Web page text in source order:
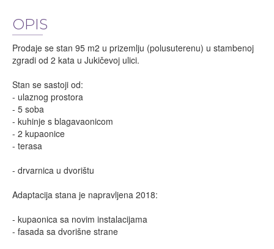
OPIS
Prodaje se stan 95 m2 u prizemlju (polusuterenu) u stambenoj
zgradi od 2 kata u Jukičevoj ulici.
Stan se sastoji od:
- ulaznog prostora
- 5 soba
- kuhinje s blagavaonicom
- 2 kupaonice
- terasa
- drvarnica u dvorištu
Adaptacija stana je napravljena 2018:
- kupaonica sa novim instalacijama
- fasada sa dvorišne strane